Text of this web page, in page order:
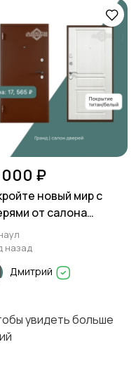
000 ₽
новый мир с
от салона
назад
Дмитрий
увидеть больше